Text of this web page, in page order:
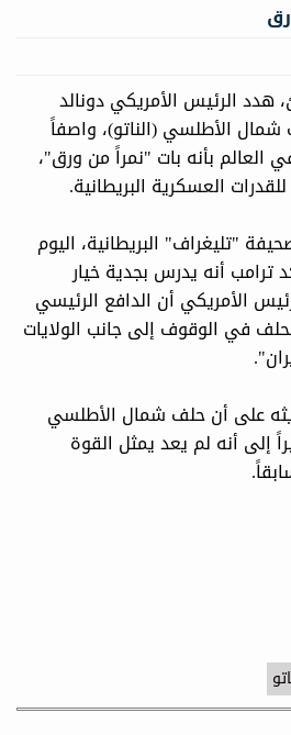
الرئيس الأمريكي دونالد
الأطلسي (الناتو)، واصفاً
العالم بأنه بات "نمراً من ورق"،
العسكرية البريطانية.
"تليغراف" البريطانية، اليوم
1 نيسان 2026، أكد ترامب أنه يدرس بجدية خيار
الأمريكي أن الدافع الرئيسي
في الوقوف إلى جانب الولايات
على أن حلف شمال الأطلسي
إلى أنه لم يعد يمثل القوة